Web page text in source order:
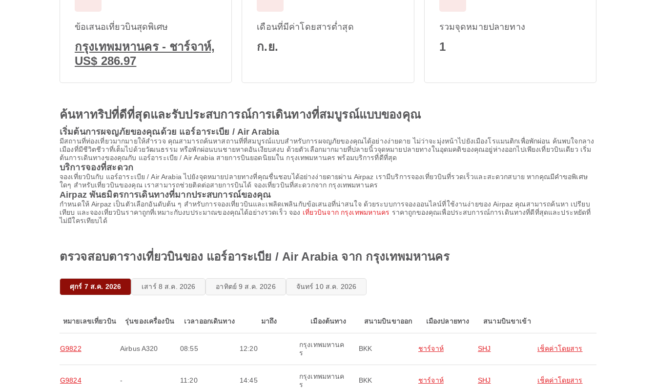
ข้อเสนอเที่ยวบินสุดพิเศษ
กรุงเทพมหานคร - ชาร์จาห์,
US$ 286.97
เดือนที่มีค่าโดยสารต่ำสุด
ก.ย.
รวมจุดหมายปลายทาง
1
ค้นหาทริปที่ดีที่สุดและรับประสบการณ์การเดินทางที่สมบูรณ์แบบของคุณ
เริ่มต้นการผจญภัยของคุณด้วย แอร์อาระเบีย / Air Arabia
มีสถานที่ท่องเที่ยวมากมายให้สํารวจ คุณสามารถค้นหาสถานที่ที่สมบูรณ์แบบสําหรับการผจญภัยของคุณได้อย่างง่ายดาย ไม่ว่าจะมุ่งหน้าไปยังเมืองโรแมนติกเพื่อพักผ่อน ค้นพบใจกลาง
เมืองที่มีชีวิตชีวาที่เต็มไปด้วยวัฒนธรรม หรือพักผ่อนบนชายหาดอันเงียบสงบ ด้วยตัวเลือกมากมายที่ปลายนิ้วจุดหมายปลายทางในอุดมคติของคุณอยู่ห่างออกไปเพียงเที่ยวบินเดียว เริ่ม
ต้นการเดินทางของคุณกับ แอร์อาระเบีย / Air Arabia สายการบินยอดนิยมใน กรุงเทพมหานคร พร้อมบริการที่ดีที่สุด
บริการจองที่สะดวก
จองเที่ยวบินกับ แอร์อาระเบีย / Air Arabia ไปยังจุดหมายปลายทางที่คุณชื่นชอบได้อย่างง่ายดายผ่าน Airpaz เรามีบริการจองเที่ยวบินที่รวดเร็วและสะดวกสบาย หากคุณมีคำขอพิเศษ
ใดๆ สำหรับเที่ยวบินของคุณ เราสามารถช่วยติดต่อสายการบินได้ จองเที่ยวบินที่สะดวกจาก กรุงเทพมหานคร
Airpaz พันธมิตรการเดินทางที่มากประสบการณ์ของคุณ
กําหนดให้ Airpaz เป็นตัวเลือกอันดับต้น ๆ สําหรับการจองเที่ยวบินและเพลิดเพลินกับข้อเสนอที่น่าสนใจ ด้วยระบบการจองออนไลน์ที่ใช้งานง่ายของ Airpaz คุณสามารถค้นหา เปรียบ
เทียบ และจองเที่ยวบินราคาถูกที่เหมาะกับงบประมาณของคุณได้อย่างรวดเร็ว จอง เที่ยวบินจาก กรุงเทพมหานคร ราคาถูกของคุณเพื่อประสบการณ์การเดินทางที่ดีที่สุดและประหยัดที่
ไม่มีใครเทียบได้
ตรวจสอบตารางเที่ยวบินของ แอร์อาระเบีย / Air Arabia จาก กรุงเทพมหานคร
ศุกร์ 7 ส.ค. 2026 เสาร์ 8 ส.ค. 2026 อาทิตย์ 9 ส.ค. 2026 จันทร์ 10 ส.ค. 2026
หมายเลขเที่ยวบิน รุ่นของเครื่องบิน เวลาออกเดินทาง มาถึง เมืองต้นทาง สนามบินขาออก เมืองปลายทาง สนามบินขาเข้า
G9822 Airbus A320 08:55 12:20
กรุงเทพมหานค
ร
BKK ชาร์จาห์ SHJ เช็คค่าโดยสาร
G9824 - 11:20 14:45
กรุงเทพมหานค
ร
BKK ชาร์จาห์ SHJ เช็คค่าโดยสาร